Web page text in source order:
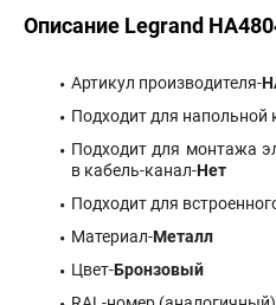
Описание Legrand
Артикул производителя-
Подходит для напольной
Подходит для монтажа
в кабель-канал-Нет
Подходит для
Материал-Металл
Цвет-Бронзовый